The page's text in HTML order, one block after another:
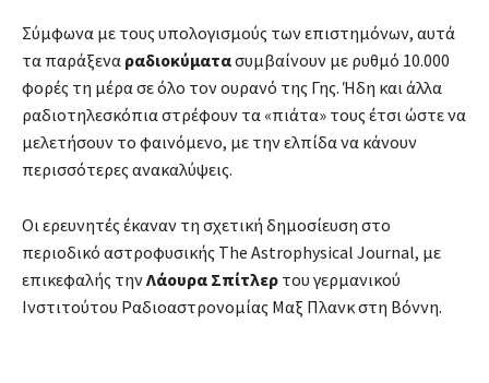
Σύμφωνα με τους υπολογισμούς των επιστημόνων, αυτά
τα παράξενα ραδιοκύματασυμβαίνουν με ρυθμό 10.000
φορές τη μέρα σε όλο τον ουρανό της Γης. Ήδη και άλλα
ραδιοτηλεσκόπια στρέφουν τα «πιάτα» τους έτσι ώστε να
μελετήσουν το φαινόμενο, με την ελπίδα να κάνουν
περισσότερες ανακαλύψεις.
Οι ερευνητές έκαναν τη σχετική δημοσίευση στο
περιοδικό αστροφυσικής The Astrophysical Journal, με
επικεφαλής τηνΛάουρα Σπίτλερ του γερμανικού
Ινστιτούτου Ραδιοαστρονομίας Μαξ Πλανκ στη Βόννη.